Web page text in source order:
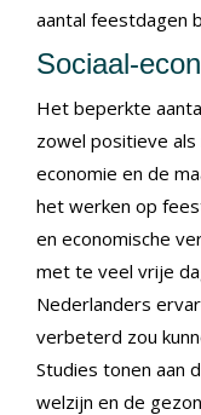
aantal feestdagen
Sociaal-
Het beperkte
zowel positieve
economie en de
het werken op
en economische
met te veel vrije
Nederlanders
verbeterd zou
Studies tonen aan
welzijn en de